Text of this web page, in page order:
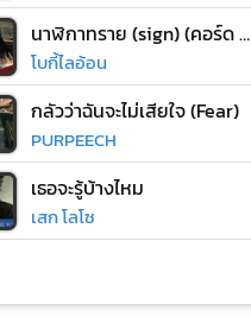
นาฬิกาทราย (sign) (คอร์ด ง่ายๆ)
โบกี้ไลอ้อน
กลัวว่าฉันจะไม่เสียใจ (Fear)
PURPEECH
เธอจะรู้บ้างไหม
เสก โลโซ